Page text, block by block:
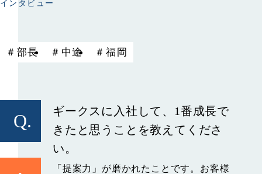
インタビュー
部長 中途 福岡
Q.
ギークスに入社して、1番成長で
きたと思うことを教えてくださ
い。
「提案力」が磨かれたことです。お客様